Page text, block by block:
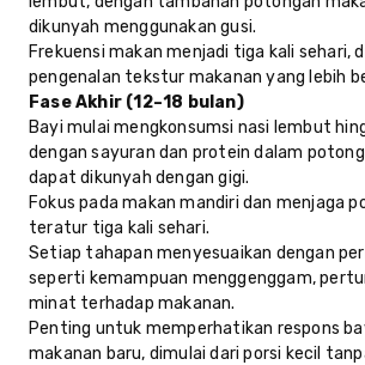
dikunyah menggunakan gusi.
Frekuensi makan menjadi tiga kali sehari,
pengenalan tekstur makanan yang lebih
Fase Akhir (12–18 bulan)
Bayi mulai mengkonsumsi nasi lembut
dengan sayuran dan protein dalam
dapat dikunyah dengan gigi.
Fokus pada makan mandiri dan menjaga
teratur tiga kali sehari.
Setiap tahapan menyesuaikan dengan
seperti kemampuan menggenggam,
minat terhadap makanan.
Penting untuk memperhatikan respons
makanan baru, dimulai dari porsi kecil